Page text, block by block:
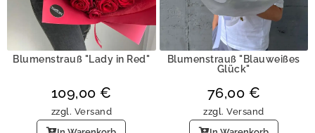
Blumenstrauß "Lady in Red"
109,00€
zzgl. Versand
Blumenstrauß "Blauweißes
Glück"
76,00 €
zzgl. Versand